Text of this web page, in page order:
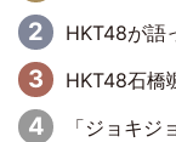
HKT48が語った“15周年
HKT48石橋颯の
「ジョキジョキ